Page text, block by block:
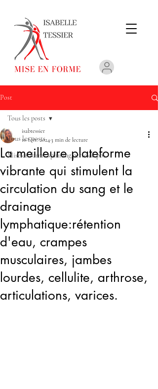
Post
Tous les posts
Mise en forme,spinning,perte de poi
Tous les posts
La meilleure plateforme
vibrante qui stimulent la
circulation du sang et le
drainage
lymphatique:rétention
d'eau, crampes
musculaires, jambes
lourdes, cellulite, arthrose,
articulations, varices.
isabtessier
10 févr. 20243 min de lecture